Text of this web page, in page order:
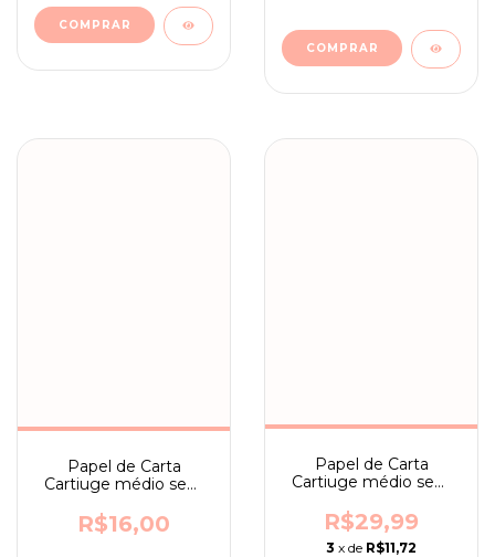
Papel de Carta
Cartiuge médio sem
R$16,00
Papel de Carta
Cartiuge médio sem
R$29,99
3 x de R$11,72